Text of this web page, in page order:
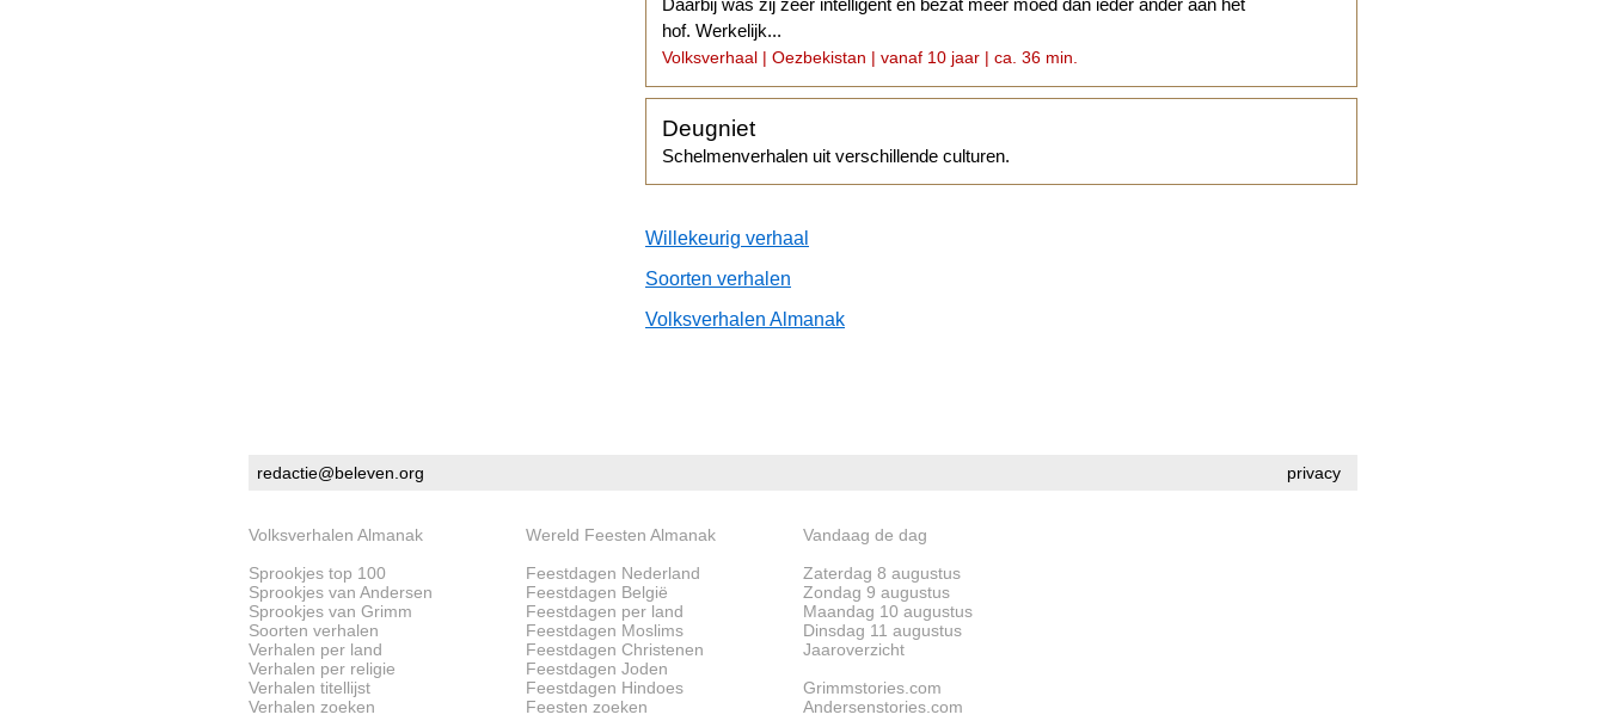
Daarbij was zij zeer intelligent en bezat meer moed dan ieder ander aan het
hof. Werkelijk...
Volksverhaal | Oezbekistan | vanaf 10 jaar | ca. 36 min.
Deugniet
Schelmenverhalen uit verschillende culturen.
Willekeurig verhaal
Soorten verhalen
Volksverhalen Almanak
privacy
redactie@beleven.org
Volksverhalen Almanak
Sprookjes top 100
Sprookjes van Andersen
Sprookjes van Grimm
Soorten verhalen
Verhalen per land
Verhalen per religie
Verhalen titellijst
Verhalen zoeken
Wereld Feesten Almanak
Feestdagen Nederland
Feestdagen België
Feestdagen per land
Feestdagen Moslims
Feestdagen Christenen
Feestdagen Joden
Feestdagen Hindoes
Feesten zoeken
Vandaag de dag
Zaterdag 8 augustus
Zondag 9 augustus
Maandag 10 augustus
Dinsdag 11 augustus
Jaaroverzicht
Grimmstories.com
Andersenstories.com